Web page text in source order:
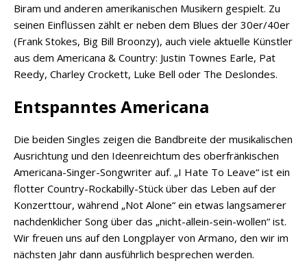
Biram und anderen amerikanischen Musikern gespielt. Zu
seinen Einflüssen zählt er neben dem Blues der 30er/40er
(Frank Stokes, Big Bill Broonzy), auch viele aktuelle Künstler
aus dem Americana & Country: Justin Townes Earle, Pat
Reedy, Charley Crockett, Luke Bell oder The Deslondes.
Entspanntes Americana
Die beiden Singles zeigen die Bandbreite der musikalischen
Ausrichtung und den Ideenreichtum des oberfränkischen
Americana-Singer-Songwriter auf. „I Hate To Leave“ ist ein
flotter Country-Rockabilly-Stück über das Leben auf der
Konzerttour, während „Not Alone“ ein etwas langsamerer
nachdenklicher Song über das „nicht-allein-sein-wollen“ ist.
Wir freuen uns auf den Longplayer von Armano, den wir im
nächsten Jahr dann ausführlich besprechen werden.